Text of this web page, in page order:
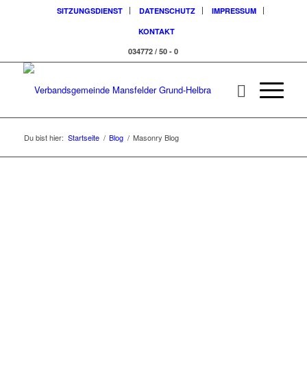
SITZUNGSDIENST DATENSCHUTZ
IMPRESSUM
KONTAKT
034772 / 50 - 0
Du bist hier: Startseite / Blog / Masonry Blog